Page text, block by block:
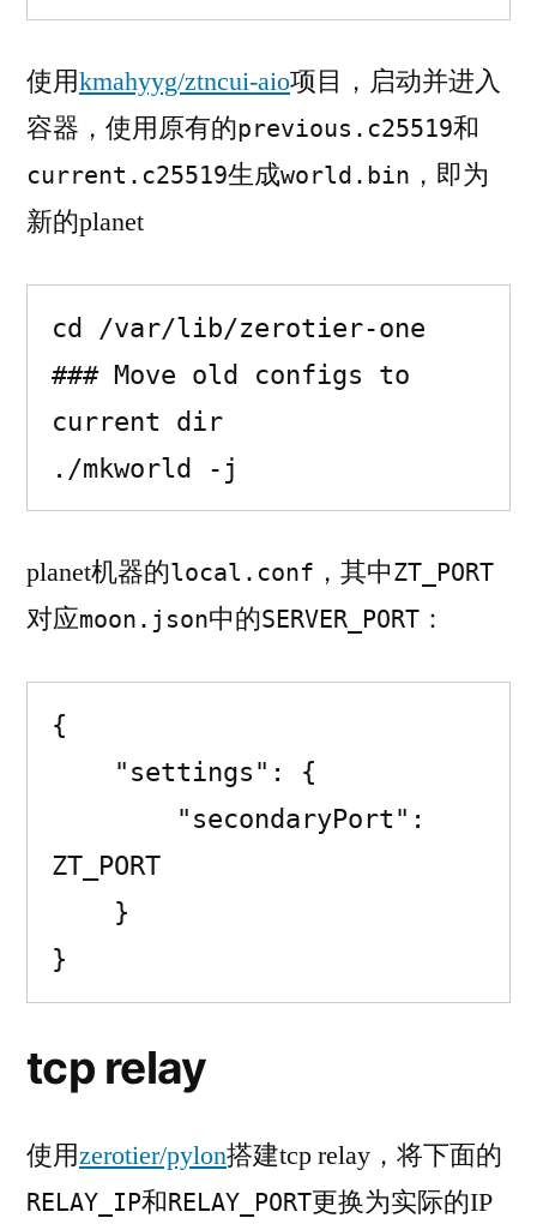
使用kmahyyg/ztncui-aio项目，启动并进入
容器，使用原有的previous.c25519和
current.c25519生成world.bin ，即为
新的planet
cd /var/lib/zerotier-one
### Move old configs to
current dir
./mkworld -j
planet机器的local.conf ，其中ZT_PORT
对应moon.json中的SERVER_PORT ：
{
ZT_PORT
}
tcp relay
使用zerotier/pylon搭建tcp relay，将下面的
RELAY_IP和 RELAY_PORT更换为实际的IP